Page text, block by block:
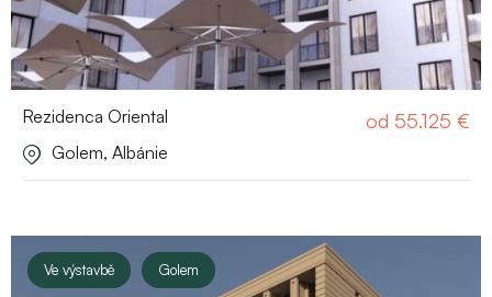
Rezidenca Oriental od 55.125 €
Golem, Albánie
Ve výstavbě Golem